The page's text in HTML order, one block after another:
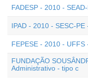
FADESP - 2010 -
IPAD - 2010 - SESC-
FEPESE - 2010 - UFFS
FUNDAÇÃO
Administrativo - tipo c